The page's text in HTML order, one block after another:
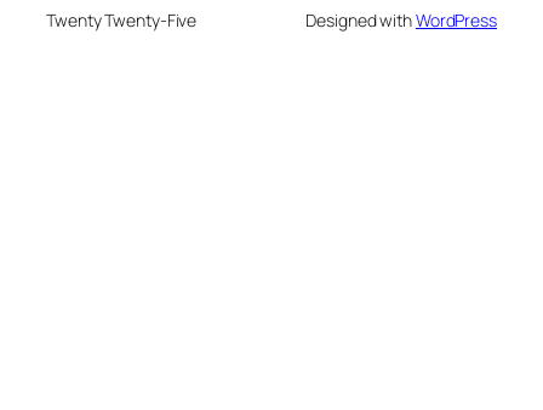
Twenty Twenty-Five Designed withWordPress